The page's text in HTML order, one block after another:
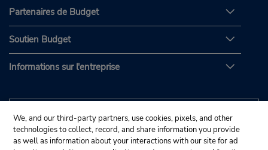
Partenaires de Budget
Soutien Budget
Informations sur l'entreprise
We, and our third-party partners, use cookies, pixels, and other
technologies to collect, record, and share information you provide
as well as information about your interactions with our site for ad